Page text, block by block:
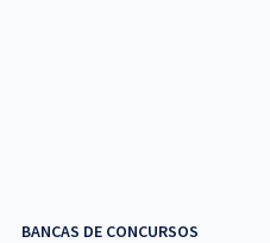
BANCAS DE CONCURSOS